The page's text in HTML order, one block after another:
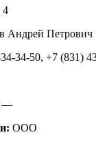
4
Андрей Петрович
34-50, +7 (831)
—
ООО